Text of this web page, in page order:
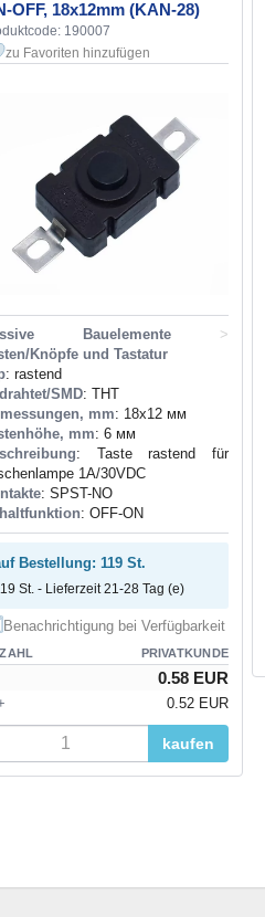
OFF, 18x12mm (KAN-28)
190007
zu Favoriten hinzufügen
Bauelemente
>
Knöpfe und Tastatur
: rastend
SMD: THT
mm: 18x12 мм
mm: 6 мм
: Taste rastend für
1A/30VDC
: SPST-NO
: OFF-ON
Bestellung: 119 St.
St. - Lieferzeit 21-28 Tag (e)
Benachrichtigung bei Verfügbarkeit
PRIVATKUNDE
0.58 EUR
0.52 EUR
kaufen